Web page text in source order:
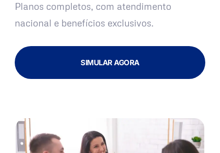
Planos completos, com atendimento
nacional e benefícios exclusivos.
SIMULAR AGORA